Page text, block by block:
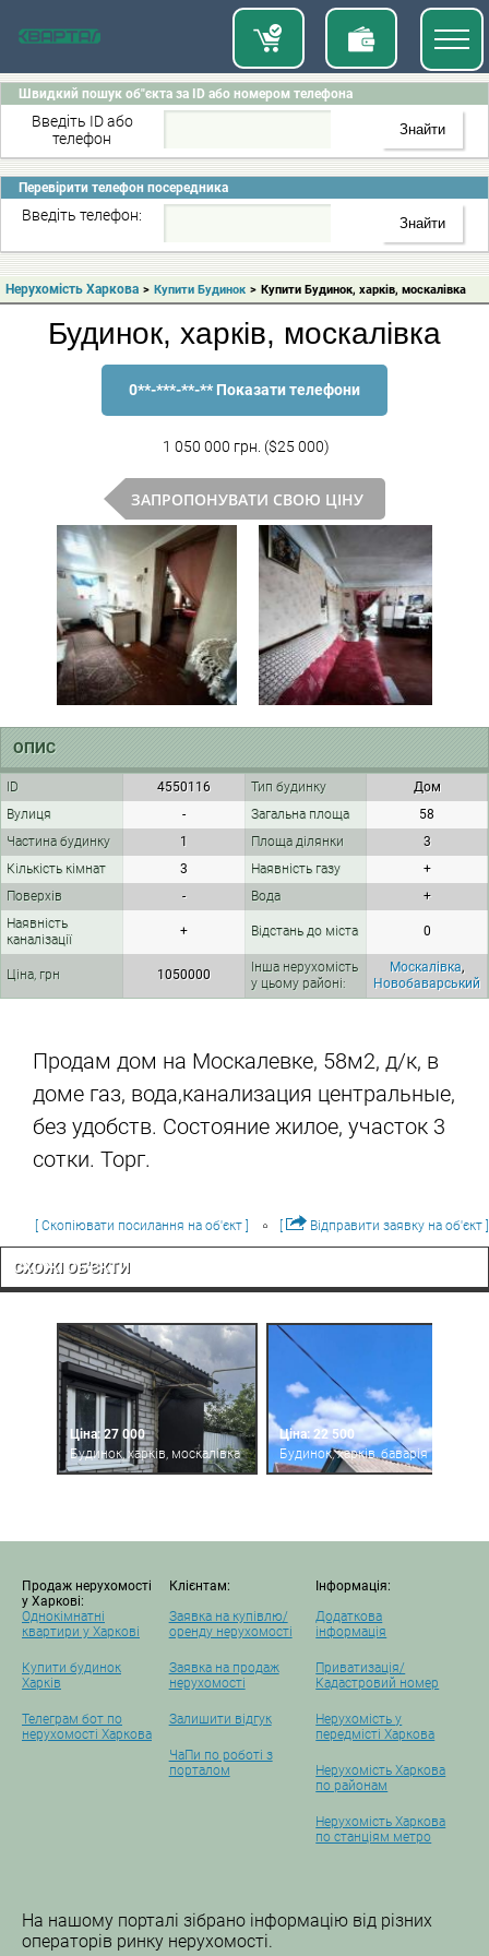
Швидкий пошук об"єкта за ID або номером телефона
Введіть ID або
телефон
Перевірити телефон посередника
Введіть телефон:
Нерухомість Харкова > Купити Будинок > Купити Будинок, харків, москалівка
Будинок, харків, москалівка
0**-***-**-** Показати телефони
1 050 000 грн. ($25 000)
ЗАПРОПОНУВАТИ СВОЮ ЦІНУ
ОПИС
ID 4550116 Тип будинку
Дом
Вулиця
- Загальна площа
58
Частина будинку
1 Площа ділянки
3
Кількість кімнат
3 Наявність газу
+
Поверхів
- Вода
+
Наявність
каналізації
+ Відстань до міста 0
Ціна, грн 1050000
Інша нерухомість
у цьому районі:
Москалівка,
Новобаварський
Продам дом на Москалевке, 58м2, д/к, в
доме газ, вода,канализация центральные,
без удобств. Состояние жилое, участок 3
сотки. Торг.
[ Скопіювати посилання на об'єкт ] Відправити заявку на об'єкт ]
СХОЖІ ОБ'ЄКТИ
Ціна: 27 000
Будинок, харків, москалівка
Ціна: 22 500
Будинок, харків, баварія
Продаж нерухомості
у Харкові:
Однокімнатні
квартири у Харкові
Купити будинок
Харків
Телеграм бот по
нерухомості Харкова
Клієнтам:
Заявка на купівлю/
оренду нерухомості
Заявка на продаж
нерухомості
Залишити відгук
ЧаПи по роботі з
порталом
Інформація:
Додаткова
інформація
Приватизація/
Кадастровий номер
Нерухомість у
передмісті Харкова
Нерухомість Харкова
по районам
Нерухомість Харкова
по станціям метро
На нашому порталі зібрано інформацію від різних
операторів ринку нерухомості.